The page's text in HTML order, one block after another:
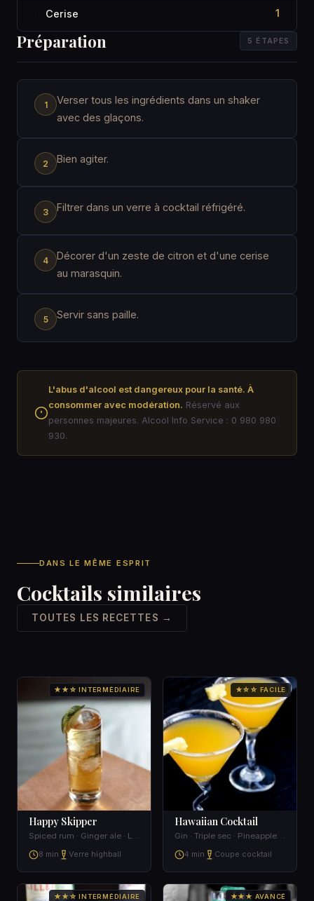
· Cerise 1
Préparation 5 ÉTAPES
Verser tous les ingrédients dans un shaker
avec des glaçons.
Bien agiter.
Filtrer dans un verre à cocktail réfrigéré.
Décorer d'un zeste de citron et d'une cerise
au marasquin.
Servir sans paille.
L'abus d'alcool est dangereux pour la santé. À
consommer avec modération. Réservé aux
personnes majeures. Alcool Info Service : 0 980 980
930.
DANS LE MÊME ESPRIT
Cocktails similaires
TOUTES LES RECETTES →
★★☆ INTERMÉDIAIRE
Happy Skipper
Spiced rum · Ginger ale · Lime · Ice
8 min
Verre highball
★☆☆ FACILE
Hawaiian Cocktail
Gin · Triple sec · Pineapple juice
4 min
Coupe cocktail
★★☆ INTERMÉDIAIRE ★★★ AVANCÉ